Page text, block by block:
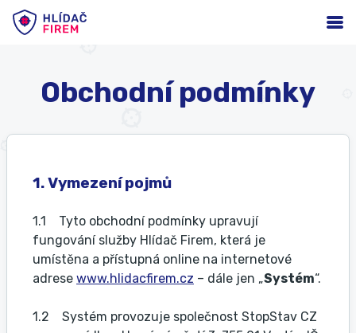
Obchodní podmínky
1. Vymezení pojmů
1.1 Tyto obchodní podmínky upravují
fungování služby Hlídač Firem, která je
umístěna a přístupná online na internetové
adrese www.hlidacfirem.cz – dále jen „Systém“.
1.2 Systém provozuje společnost StopStav CZ